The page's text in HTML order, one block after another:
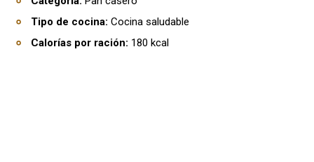
Tipo de cocina: Cocina saludable
Calorías por ración: 180 kcal